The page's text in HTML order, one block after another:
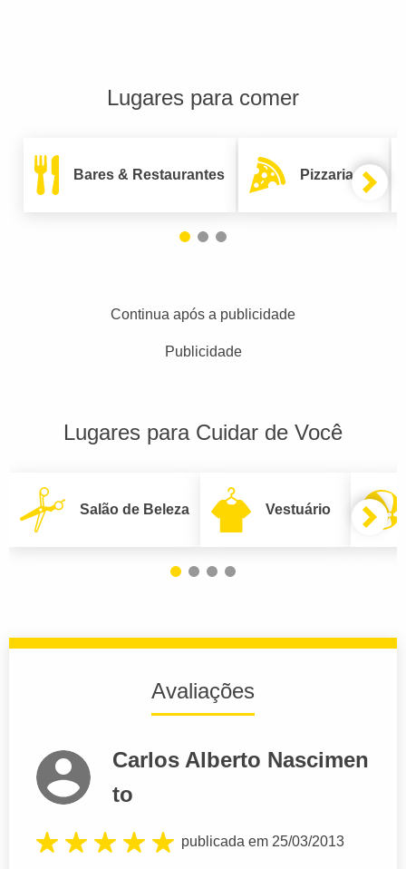
Lugares para comer
Bares & Restaurantes Pizzarias
Continua após a publicidade
Publicidade
Lugares para Cuidar de Você
Salão de Beleza Vestuário
Avaliações
Carlos Alberto Nascimen
to
publicada em 25/03/2013